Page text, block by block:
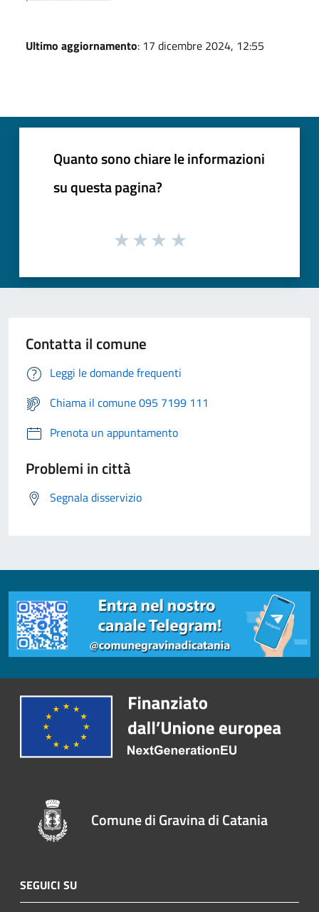
Ultimo aggiornamento: 17 dicembre 2024, 12:55
Quanto sono chiare le informazioni
su questa pagina?
Contatta il comune
Leggi le domande frequenti
Chiama il comune 095 7199 111
Prenota un appuntamento
Problemi in città
Segnala disservizio
Comune di Gravina di Catania
SEGUICI SU